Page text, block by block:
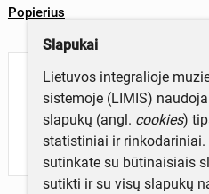
Popierius
Aprašymas
Spaudinys. Vokas „100
gimimo. 1887 - 1943“.
Slapukai
Lietuvos integralioje
sistemoje (LIMIS)
slapukų (angl. cookies)
statistiniai ir
sutinkate su būtinaisiais
sutikti ir su visų slapukų